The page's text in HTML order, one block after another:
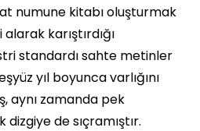
numune kitabı oluşturmak
karıştırdığı
standardı sahte metinler
yıl boyunca varlığını
aynı zamanda pek
de sıçramıştır.